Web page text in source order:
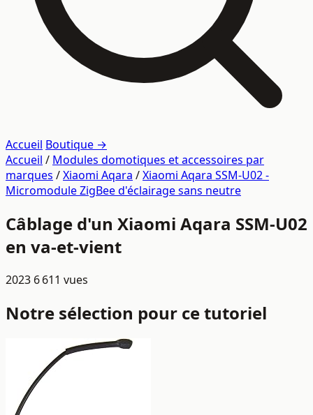
Accueil Boutique →
Accueil / Modules domotiques et accessoires par
marques /Xiaomi Aqara /Xiaomi Aqara SSM-U02 -
Micromodule ZigBee d'éclairage sans neutre
Câblage d'un Xiaomi Aqara SSM-U02
en va-et-vient
2023 6 611 vues
Notre sélection pour ce tutoriel